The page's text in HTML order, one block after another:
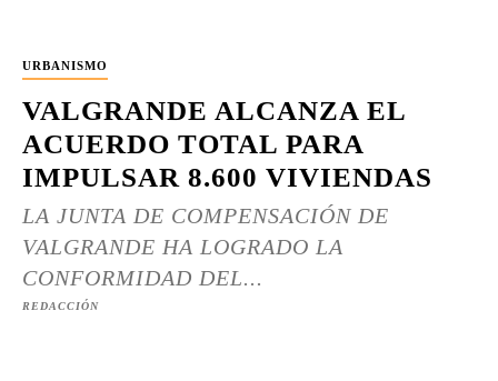
URBANISMO
VALGRANDE ALCANZA EL
ACUERDO TOTAL PARA
IMPULSAR 8.600 VIVIENDAS
LA JUNTA DE COMPENSACIÓN DE
VALGRANDE HA LOGRADO LA
CONFORMIDAD DEL...
REDACCIÓN